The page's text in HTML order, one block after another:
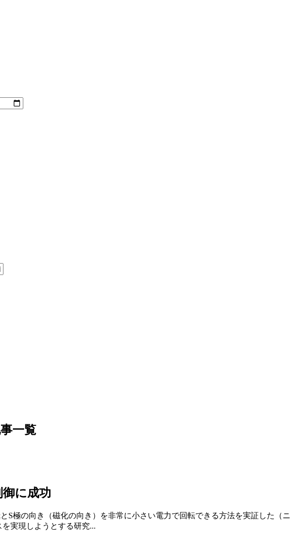
一覧
に成功
S極の向き（磁化の向き）を非常に小さい電力で回転できる方法を実証した（
実現しようとする研究...